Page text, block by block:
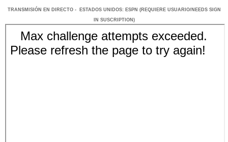
TRANSMISIÓN EN DI RECTO - ESTADOS UNIDOS: ESPN (REQUIERE USUARIO/NEEDS SIGN
IN SUSCRIPTION)